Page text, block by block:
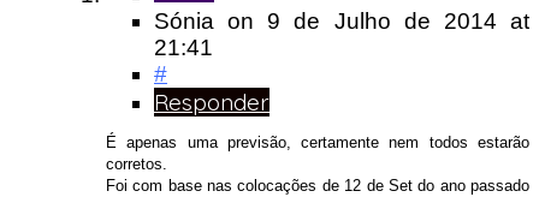
Sónia on 9 de Julho de 2014at
21:41
#
Responder
É apenas uma previsão, certamente nem todos estarão
corretos.
Foi com base nas colocações de 12 de Set do ano passado